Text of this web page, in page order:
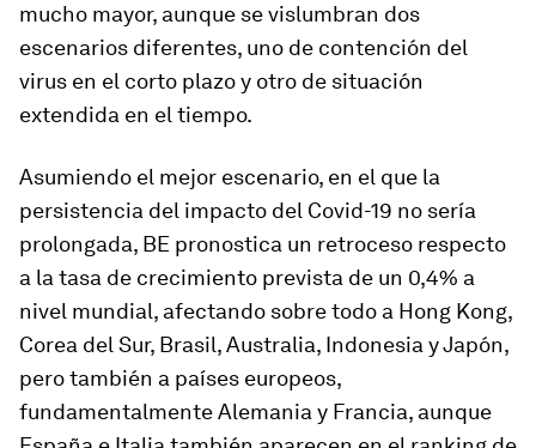
mucho mayor, aunque se vislumbran dos
escenarios diferentes, uno de contención del
virus en el corto plazo y otro de situación
extendida en el tiempo.
Asumiendo el mejor escenario, en el que la
persistencia del impacto del Covid-19 no sería
prolongada, BE pronostica un retroceso respecto
a la tasa de crecimiento prevista de un 0,4% a
nivel mundial, afectando sobre todo a Hong Kong,
Corea del Sur, Brasil, Australia, Indonesia y Japón,
pero también a países europeos,
fundamentalmente Alemania y Francia, aunque